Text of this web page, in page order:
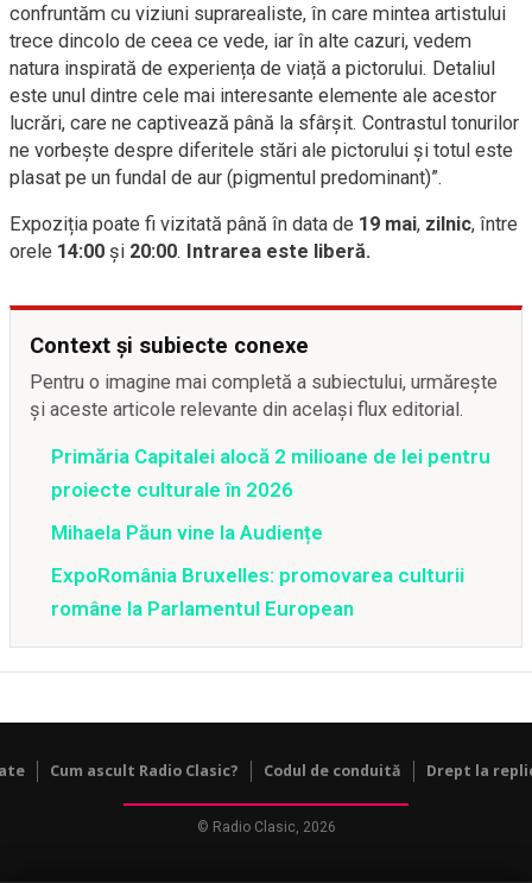
confruntăm cu viziuni suprarealiste, în care mintea artistului
trece dincolo de ceea ce vede, iar în alte cazuri, vedem
natura inspirată de experiența de viață a pictorului. Detaliul
este unul dintre cele mai interesante elemente ale acestor
lucrări, care ne captivează până la sfârșit. Contrastul tonurilor
ne vorbește despre diferitele stări ale pictorului și totul este
plasat pe un fundal de aur (pigmentul predominant)”.
Expoziția poate fi vizitată până în data de 19 mai, zilnic, între
orele 14:00 și 20:00. Intrarea este liberă.
Context și subiecte conexe
Pentru o imagine mai completă a subiectului, urmărește
și aceste articole relevante din același flux editorial.
Primăria Capitalei alocă 2 milioane de lei pentru
proiecte culturale în 2026
Mihaela Păun vine la Audiențe
ExpoRomânia Bruxelles: promovarea culturii
române la Parlamentul European
Cum ascult Radio Clasic? Codul de conduită Drept la
© Radio Clasic, 2026